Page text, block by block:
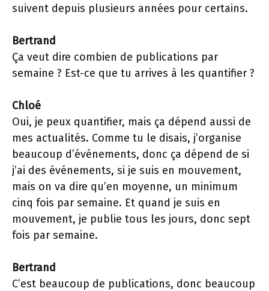
suivent depuis plusieurs années pour certains.
Bertrand
Ça veut dire combien de publications par
semaine ? Est-ce que tu arrives à les quantifier ?
Chloé
Oui, je peux quantifier, mais ça dépend aussi de
mes actualités. Comme tu le disais, j’organise
beaucoup d’événements, donc ça dépend de si
j’ai des événements, si je suis en mouvement,
mais on va dire qu’en moyenne, un minimum
cinq fois par semaine. Et quand je suis en
mouvement, je publie tous les jours, donc sept
fois par semaine.
Bertrand
C’est beaucoup de publications, donc beaucoup